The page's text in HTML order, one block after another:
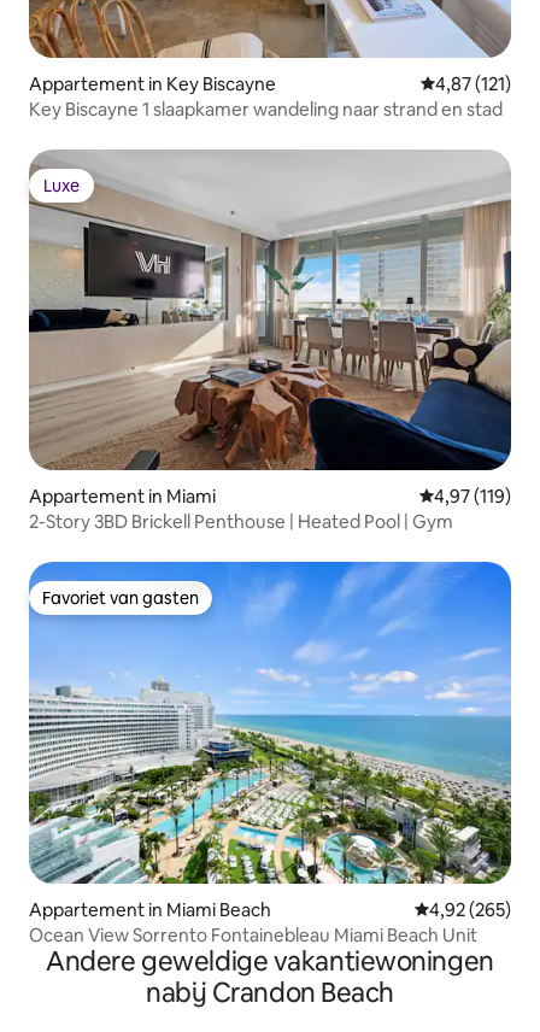
Appartement in Key Biscayne Gemiddelde
4,87 (121)
Key Biscayne 1 slaapkamer wandeling naar strand en stad
Luxe
Luxe
Appartement in Miami Gemiddelde
4,97 (119)
2-Story 3BD Brickell Penthouse | Heated Pool | Gym
Favoriet van gasten
Favoriet van gasten
Appartement in Miami Beach Gemiddelde
4,92 (265)
Ocean View Sorrento Fontainebleau Miami Beach Unit
Andere geweldige vakantiewoningen
nabij Crandon Beach